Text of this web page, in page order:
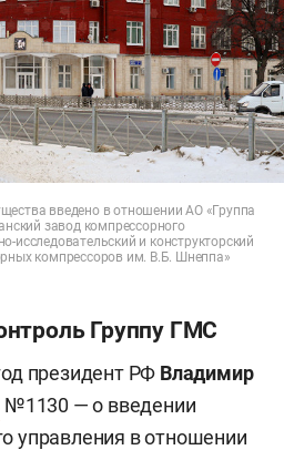
введено в отношении АО «Группа
завод компрессорного
исследовательский и конструкторский
компрессоров им. В.Б. Шнеппа»
Группу ГМС
президент РФ Владимир
№1130 — о введении
управления в отношении